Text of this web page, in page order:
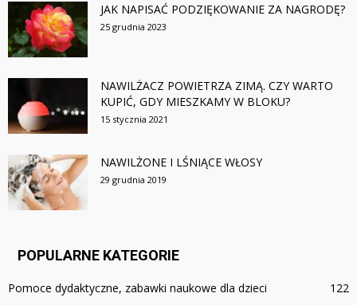
JAK NAPISAĆ PODZIĘKOWANIE ZA NAGRODĘ?
25 grudnia 2023
NAWILŻACZ POWIETRZA ZIMĄ. CZY WARTO
KUPIĆ, GDY MIESZKAMY W BLOKU?
15 stycznia 2021
NAWILŻONE I LŚNIĄCE WŁOSY
29 grudnia 2019
POPULARNE KATEGORIE
Pomoce dydaktyczne, zabawki naukowe dla dzieci
122